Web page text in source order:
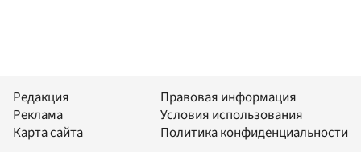
Редакция
Реклама
Карта сайта
Правовая информация
Условия использования
Политика конфиденциальности